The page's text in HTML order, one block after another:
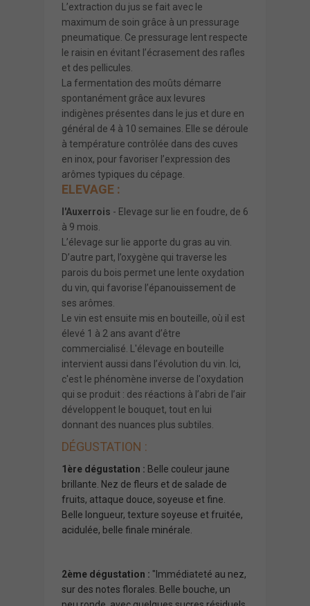
L’extraction du jus se fait avec le
maximum de soin grâce à un pressurage
pneumatique. Ce pressurage lent respecte
le raisin en évitant l’écrasement des rafles
et des pellicules.
La fermentation des moûts démarre
spontanément grâce aux levures
indigènes présentes dans le jus et dure en
général de 4 à 10 semaines. Elle se déroule
à température contrôlée dans des cuves
en inox, pour favoriser l’expression des
arômes typiques du cépage.
ELEVAGE :
l'Auxerrois - Elevage sur lie en foudre, de 6
à 9 mois.
L’élevage sur lie apporte du gras au vin.
D’autre part, l’oxygène qui traverse les
parois du bois permet une lente oxydation
du vin, qui favorise l’épanouissement de
ses arômes.
Le vin est ensuite mis en bouteille, où il est
élevé 1 à 2 ans avant d’être
commercialisé. L'élevage en bouteille
intervient aussi dans l’évolution du vin . Ici,
c'est le phénomène inverse de l'oxydation
qui se produit : des réactions à l’abri de l’air
développent le bouquet, tout en lui
donnant des nuances plus subtiles.
DÉGUSTATION :
1ère dégustation : Belle couleur jaune
brillante. Nez de fleurs et de salade de
fruits, attaque douce, soyeuse et fine.
Belle longueur, texture soyeuse et fruitée,
acidulée, belle finale minérale.
2ème dégustation : "Immédiateté au nez,
sur des notes florales. Belle bouche, un